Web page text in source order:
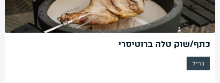
כתף/שוק טלה ברוטיסרי
גריל